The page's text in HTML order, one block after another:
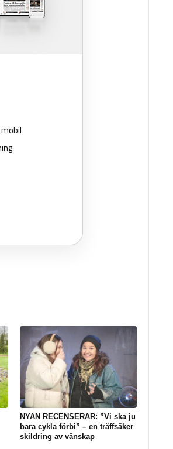
NYAN RECENSERAR: ”Vi ska ju
bara cykla förbi” – en träffsäker
skildring av vänskap